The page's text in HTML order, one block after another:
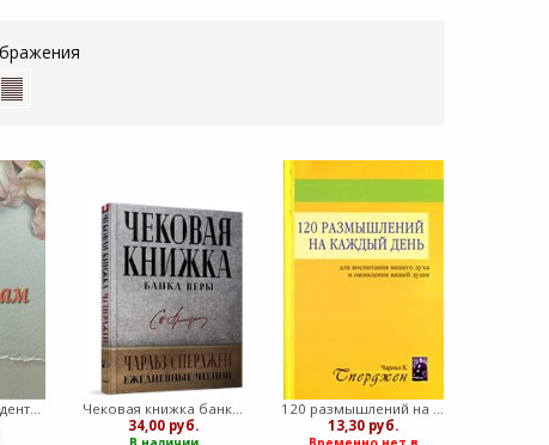
Лекции моим студентам (Мягкий)
Чековая книжка банка веры (Твердый)
34,00 руб.
120 размышлений на каждый день (Мягкий)
13,30 руб.